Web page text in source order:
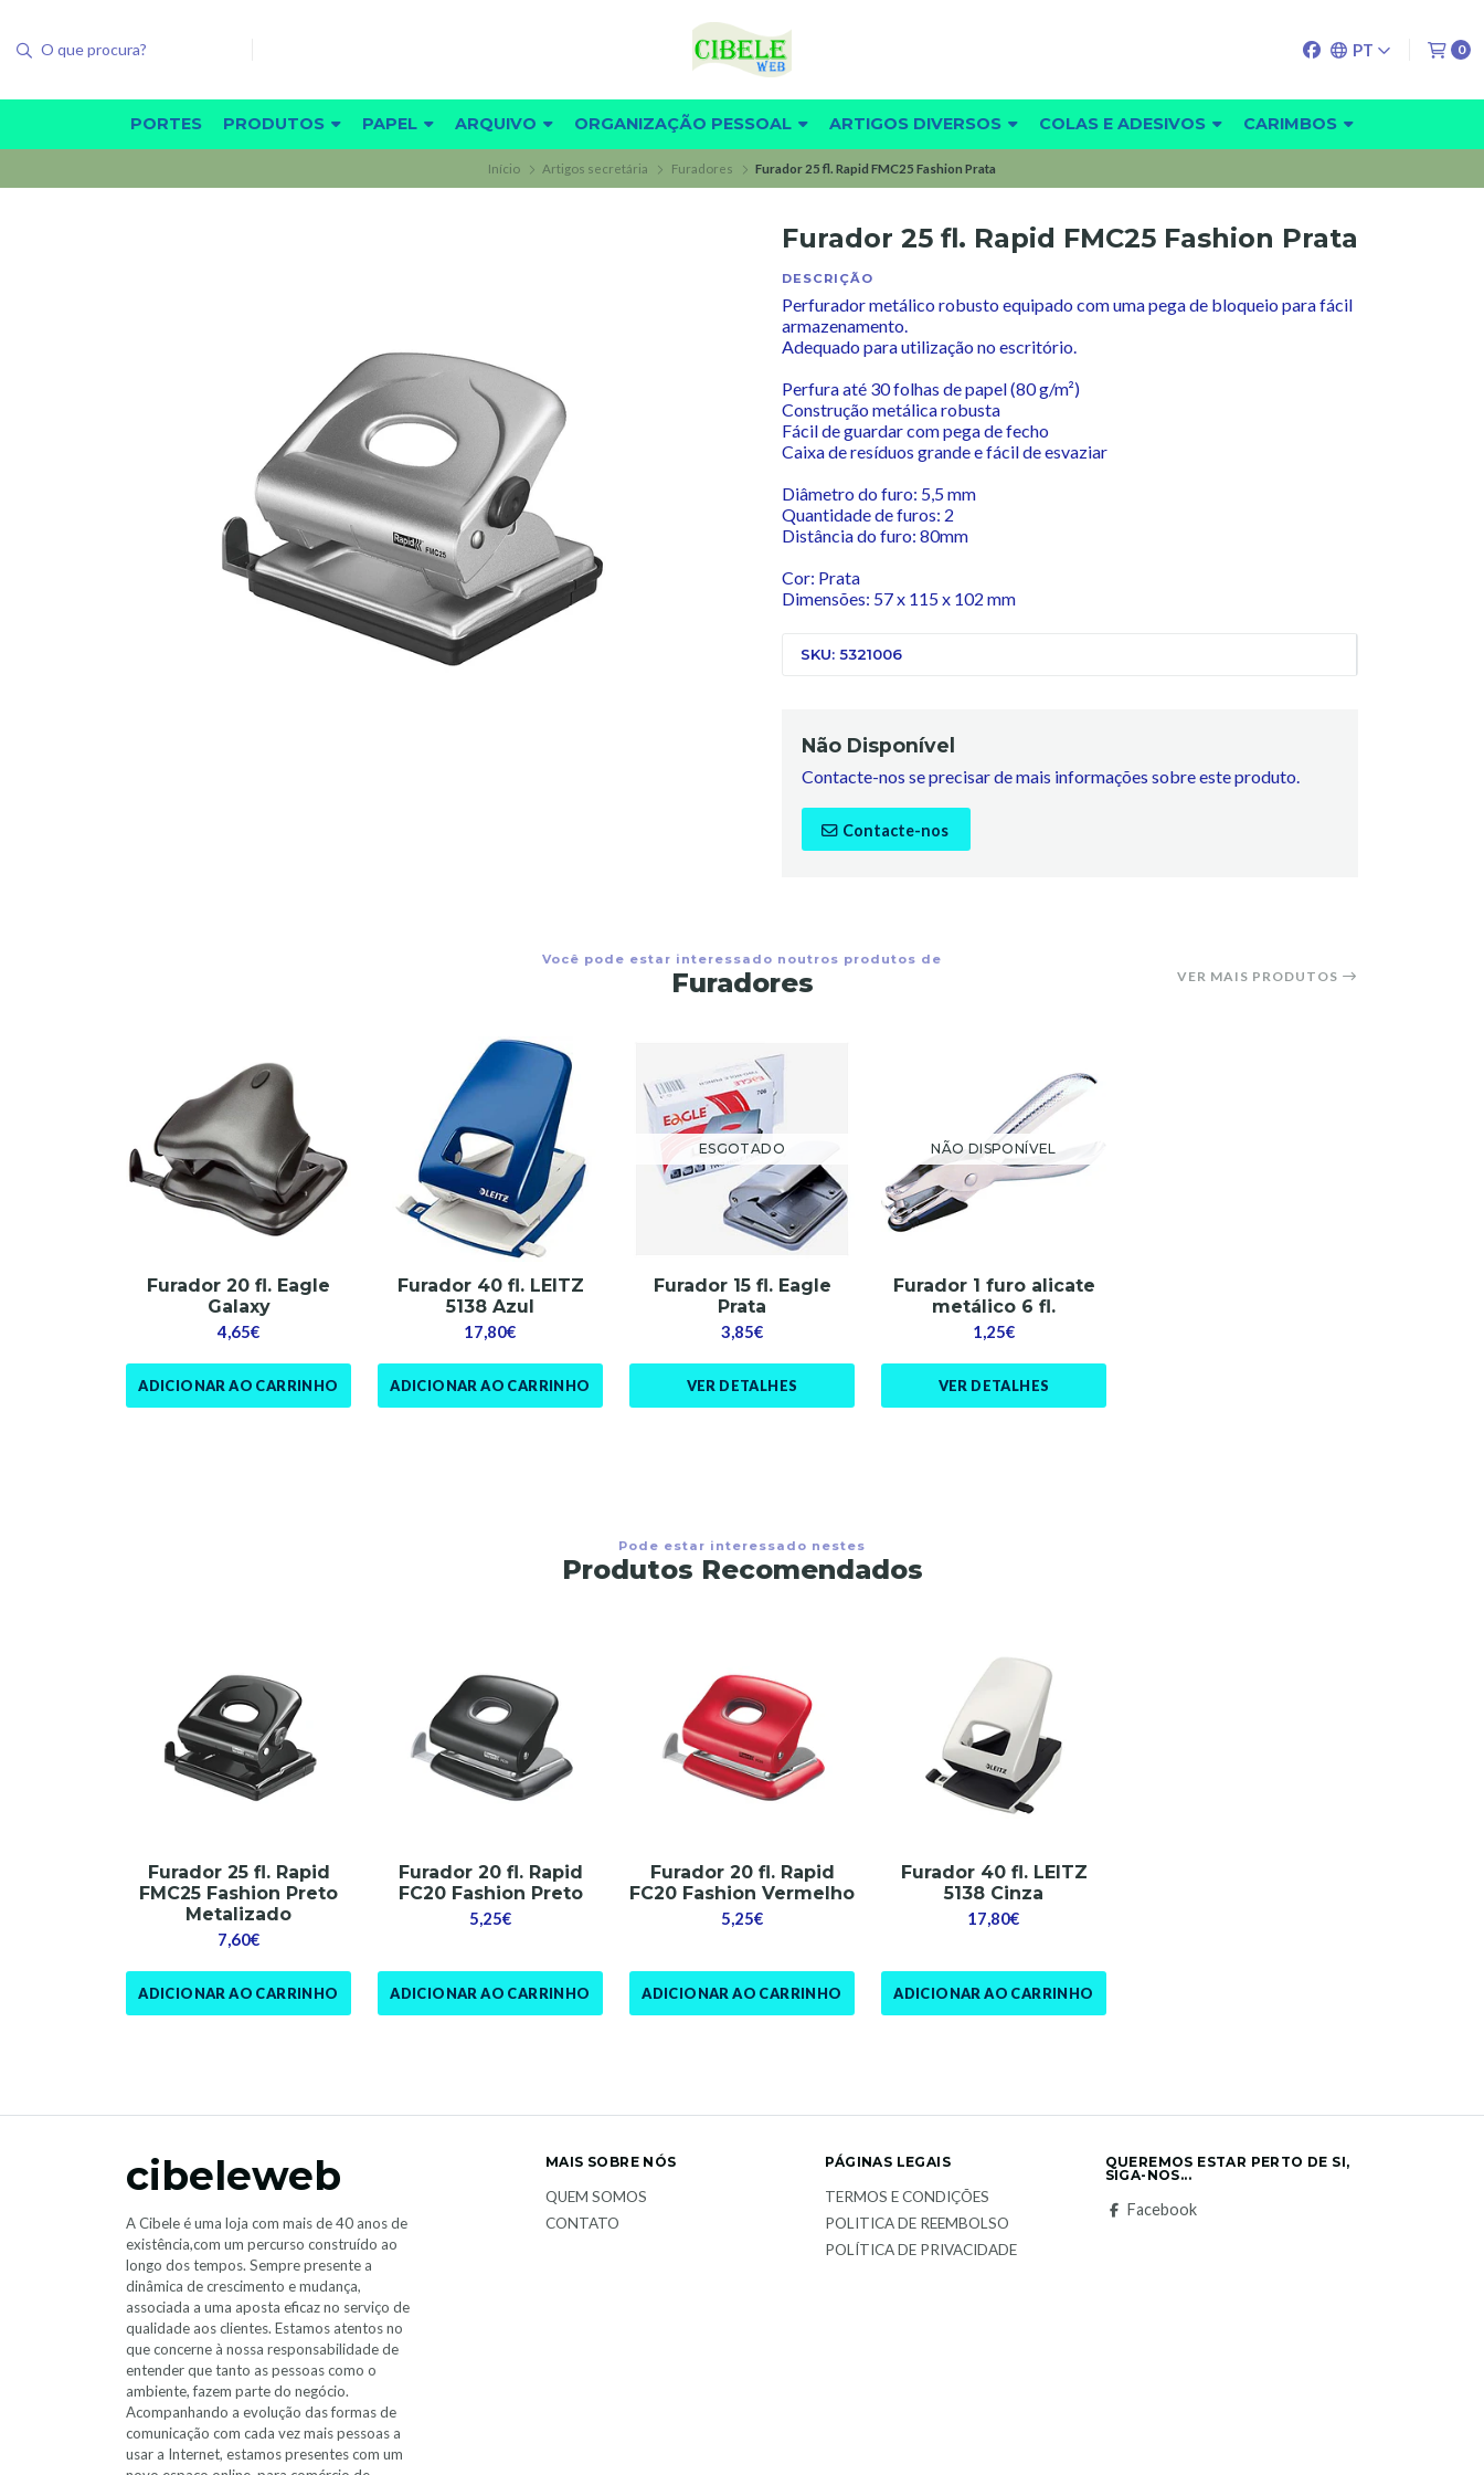
PT 0
PORTES PRODUTOS PAPEL ARQUIVO ORGANIZAÇÃO PESSOAL ARTIGOS DIVERSOS COLAS E ADESIVOS CARIMBOS
Início Artigos secretária Furadores Furador 25 fl. Rapid FMC25 Fashion Prata
Furador 25 fl. Rapid FMC25 Fashion Prata
DESCRIÇÃO
Perfurador metálico robusto equipado com uma pega de bloqueio para fácil
armazenamento.
Adequado para utilização no escritório.
Perfura até 30 folhas de papel (80 g/m²)
Construção metálica robusta
Fácil de guardar com pega de fecho
Caixa de resíduos grande e fácil de esvaziar
Diâmetro do furo: 5,5 mm
Quantidade de furos: 2
Distância do furo: 80mm
Cor: Prata
Dimensões: 57 x 115 x 102 mm
SKU: 5321006
Não Disponível
Contacte-nos se precisar de mais informações sobre este produto.
Contacte-nos
Você pode estar interessado noutros produtos de
Furadores VER MAIS PRODUTOS
Furador 20 fl. Eagle
Galaxy
4,65€
ADICIONAR AO CARRINHO
Furador 40 fl. LEITZ
5138 Azul
17,80€
ADICIONAR AO CARRINHO
ESGOTADO
Furador 15 fl. Eagle
Prata
3,85€
VER DETALHES
NÃO DISPONÍVEL
Furador 1 furo alicate
metálico 6 fl.
1,25€
VER DETALHES
Pode estar interessado nestes
Produtos Recomendados
Furador 25 fl. Rapid
FMC25 Fashion Preto
Metalizado
7,60€
ADICIONAR AO CARRINHO
Furador 20 fl. Rapid
FC20 Fashion Preto
5,25€
ADICIONAR AO CARRINHO
Furador 20 fl. Rapid
FC20 Fashion Vermelho
5,25€
ADICIONAR AO CARRINHO
Furador 40 fl. LEITZ
5138 Cinza
17,80€
ADICIONAR AO CARRINHO
cibeleweb
A Cibele é uma loja com mais de 40 anos de
existência,com um percurso construído ao
longo dos tempos. Sempre presente a
dinâmica de crescimento e mudança,
associada a uma aposta eficaz no serviço de
qualidade aos clientes. Estamos atentos no
que concerne à nossa responsabilidade de
entender que tanto as pessoas como o
ambiente, fazem parte do negócio.
Acompanhando a evolução das formas de
comunicação com cada vez mais pessoas a
usar a Internet, estamos presentes com um
MAIS SOBRE NÓS
QUEM SOMOS
CONTATO
PÁGINAS LEGAIS
TERMOS E CONDIÇÕES
POLITICA DE REEMBOLSO
POLÍTICA DE PRIVACIDADE
QUEREMOS ESTAR PERTO DE SI,
SIGA-NOS...
Facebook